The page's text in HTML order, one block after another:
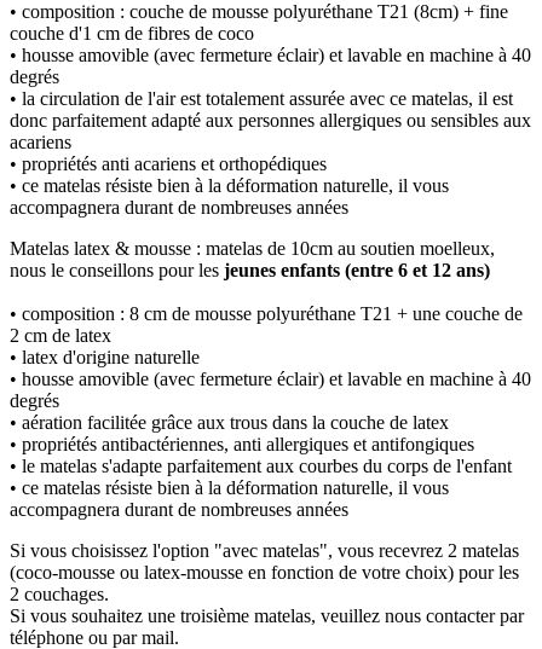
• composition : couche de mousse polyuréthane T21 (8cm) + fine
couche d'1 cm de fibres de coco
• housse amovible (avec fermeture éclair) et lavable en machine à 40
degrés
• la circulation de l'air est totalement assurée avec ce matelas, il est
donc parfaitement adapté aux personnes allergiques ou sensibles aux
acariens
• propriétés anti acariens et orthopédiques
• ce matelas résiste bien à la déformation naturelle, il vous
accompagnera durant de nombreuses années
Matelas latex & mousse : matelas de 10cm au soutien moelleux,
nous le conseillons pour les jeunes enfants (entre 6 et 12 ans)
• composition : 8 cm de mousse polyuréthane T21 + une couche de
2 cm de latex
• latex d'origine naturelle
• housse amovible (avec fermeture éclair) et lavable en machine à 40
degrés
• aération facilitée grâce aux trous dans la couche de latex
• propriétés antibactériennes, anti allergiques et antifongiques
• le matelas s'adapte parfaitement aux courbes du corps de l'enfant
• ce matelas résiste bien à la déformation naturelle, il vous
accompagnera durant de nombreuses années
Si vous choisissez l'option "avec matelas", vous recevrez 2 matelas
(coco-mousse ou latex-mousse en fonction de votre choix) pour les
2 couchages.
Si vous souhaitez une troisième matelas, veuillez nous contacter par
téléphone ou par mail.